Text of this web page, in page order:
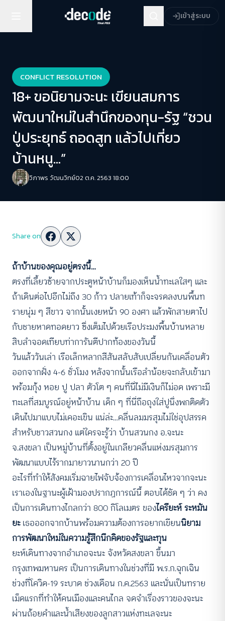
เข้าสู่ระบบ
CONFLICT RESOLUTION
18+ ขอนิยามจะนะ เขียนสมการ
พัฒนาใหม่ในสำนึกของทุน-รัฐ “ชวน
ปู่ประยุทธ์ ถอดสูท แล้วไปเที่ยว
บ้านหนู…”
วิภาพร วัฒนวิทย์02 ต.ค. 2563 18:00
Share on
ถ้าบ้านของคุณอยู่ตรงนี้…
ตรงที่เลี้ยวซ้ายจากประตูหน้าบ้านก็มองเห็นน้ำทะเลใสๆ และ
ถ้าเดินต่อไปอีกไม่ถึง 30 ก้าว ปลายเท้าก็จะจรดลงบนพื้นท
รายนุ่ม ๆ สีขาว จากนั้นเงยหน้า 90 องศา แล้วพักสายตาไป
กับชายหาดทอดยาว ซึ่งเต็มไปด้วยเรือประมงพื้นบ้านหลาย
สิบลำจอดเทียบท่าการันตีปากท้องของวันนี้
วันแล้ววันเล่า เรือเล็กหลากสีสันสลับสับเปลี่ยนกันเคลื่อนตัว
ออกจากฝั่ง ​4-6 ชั่วโมง หลังจากนั้นเรือลำน้อยจะกลับเข้ามา
พร้อมกุ้ง หอย ปู ปลา ตัวโต ๆ คนที่นี่ไม่มีเงินก็ไม่อด เพราะมี
ทะเลที่สมบูรณ์อยู่หน้าบ้าน เด็ก ๆ ที่นี่ถือถุงใส่ปูนึ่ง​พกติดตัว
เดินไปมาแบบไม่เคอะเขิน แน่ล่ะ…คลื่นลมมรสุมไม่ใช่อุปสรรค
สำหรับชาวสวนกง​ แต่ใครจะรู้ว่า ​บ้านสวนกง อ.จะนะ
จ.สงขลา เป็นหมู่บ้านที่ตั้งอยู่ในเกลียวคลื่นแห่งมรสุมการ
พัฒนาแบบไร้รากมายาวนานกว่า 20 ปี
อะไรที่ทำให้สังคมเริ่มฉายไฟจับจ้องการเคลื่อนไหวจากจะนะ
เราเองในฐานะผู้เฝ้ามองปรากฏการณ์นี้ ตอบได้ชัด ๆ ว่า คง
เป็นการเดินทาง​ไกลกว่า 800 กิโลเมตร ของไครียะห์ ระหมัน
ยะเธอออกจากบ้านพร้อมความต้องการอยากเขียนนิยาม
การพัฒนาใหม่ในความรู้สึกนึกคิดของรัฐและทุน
ยะห์เดินทางจากอำเภอจะนะ จังหวัดสงขลา ขึ้นมา
กรุงเทพมหานคร เป็นการเดินทางในช่วงที่มี พ.ร.ก.ฉุกเฉิน
ช่วงที่โควิด-19 ระบาด ช่วงเดือน ก.ค.2563 และนั่นเป็นทราย
เม็ดแรกที่ทำให้คนเมืองและคนไกล จดจำเรื่องราวของจะนะ
ผ่านถ้อยคำและน้ำเสียงของลูกสาวแห่งทะเลจะนะ